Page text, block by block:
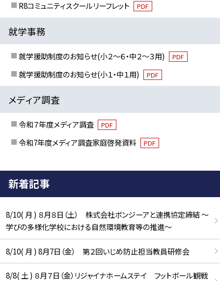
R8コミュニティスクールリーフレット PDF
就学事務
就学援助制度のお知らせ(小２～６・中２～３用) PDF
就学援助制度のお知らせ(小１・中１用) PDF
メディア調査
令和７年度メディア調査 PDF
令和7年度メディア調査家庭啓発資料 PDF
新着記事
8/10( 月 ) ８月８日（土） 株式会社ボンジーアと連携協定締結 ～
学びの多様化学校における自然環境教育等の推進～
8/10( 月 ) 8月7日（金） 第２回いじめ防止担当教員研修会
8/8( 土 ) ８月７日（金）リジャイナホームステイ フットボール観戦